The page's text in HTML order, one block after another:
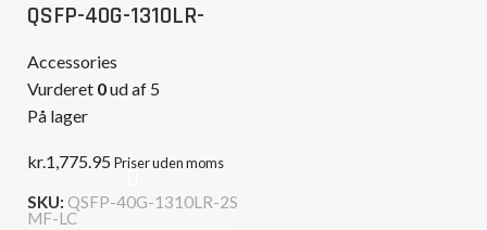
QSFP-40G-1310LR-
2SMF-LC
Accessories
Vurderet 0ud af 5
På lager
kr.1,775.95Priser uden moms
SKU: QSFP-40G-1310LR-2S
MF-LC